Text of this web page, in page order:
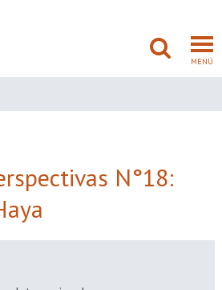
MENÚ
PREGRADO
POSTGRADO
N°18: